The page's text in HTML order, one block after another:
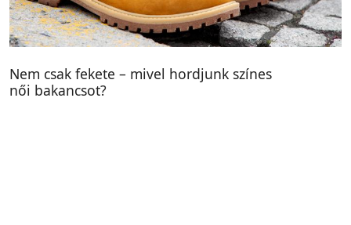
Nem csak fekete – mivel hordjunk színes
női bakancsot?